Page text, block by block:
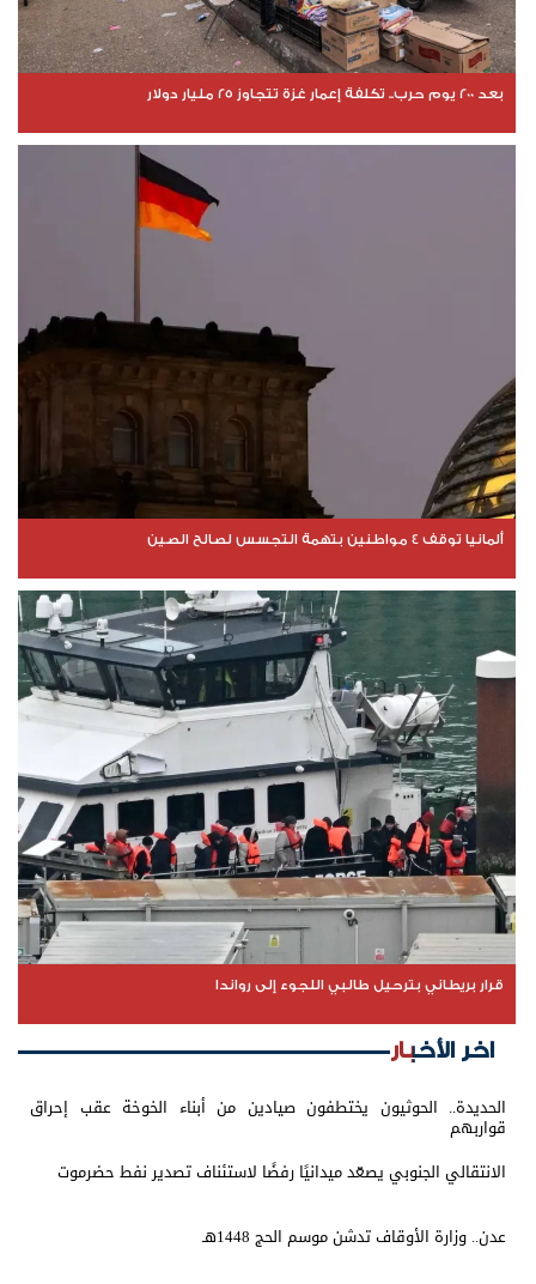
بعد 200 يوم حرب.. تكلفة إعمار غزة تتجاوز 25 مليار دولار
ألمانيا توقف 4 مواطنين بتهمة التجسس لصالح الصين
قرار بريطاني بترحيل طالبي اللجوء إلى رواندا
اخر الأخبار
الحديدة.. الحوثيون يختطفون صيادين من أبناء الخوخة عقب إحراق
قواربهم
الانتقالي الجنوبي يصعّد ميدانيًا رفضًا لاستئناف تصدير نفط حضرموت
عدن.. وزارة الأوقاف تدشن موسم الحج 1448هـ